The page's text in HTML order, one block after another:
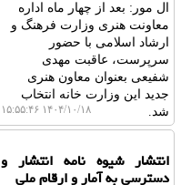
ال مور: بعد از چهار ماه اداره
معاونت هنری وزارت فرهنگ و
ارشاد اسلامی با حضور
سرپرست، عاقبت مهدی
شفیعی بعنوان معاون هنری
جدید این وزارت خانه انتخاب
شد.
۱۴۰۴/۱۰/۱۸ ۱۵:۵۵:۴۶
انتشار شیوه نامه انتشار و
دسترسی به آمار و ارقام ملی